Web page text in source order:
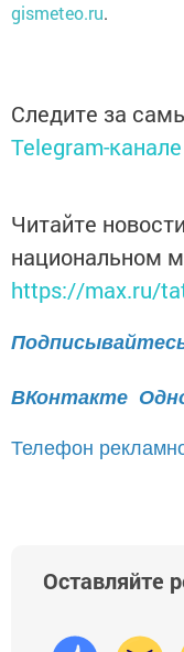
gismeteo.ru.
Следите за
Telegram-канале
Читайте
национальном
https://max.ru/
ВКонтакте
Телефон
Оставляйте